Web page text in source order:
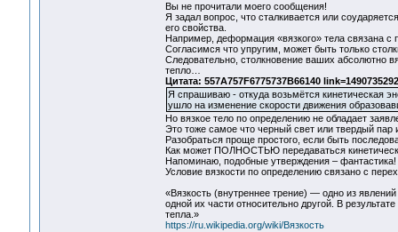
Вы не прочитали моего сообщения!
Я задал вопрос, что сталкивается или
его свойства.
Например, деформация «вязкого» тела связана с
Согласимся что упругим, может быть только
Следовательно, столкновение ваших абсолютно
тепло…
Цитата: 557A757F6775737B66140
Я спрашиваю - откуда возьмётся кинетическая
ушло на изменение скорости движения
Но вязкое тело по определению не обладает
Это тоже самое что черный свет или твердый пар
Разобраться проще простого, если быть
Как может ПОЛНОСТЬЮ передаваться
Напоминаю, подобные утверждения – фантастика!
Условие вязкости по определению связано с
«Вязкость (внутреннее трение) — одно из
одной их части относительно другой. В
тепла.»
https://ru.wikipedia.org/wiki/Вязкость